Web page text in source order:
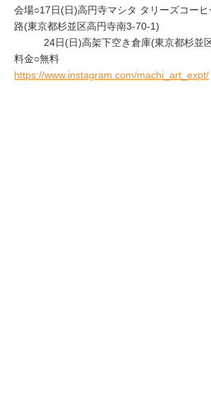
会場○17日(日)高円寺マシタ タリーズコー
路(東京都杉並区高円寺南3-70-1)
24日(日)高架下空き倉庫(東京都杉並区
料金○無料
https://www.instagram.com/machi_art_expt/